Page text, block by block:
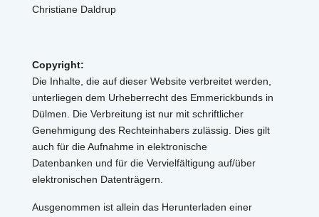
Christiane Daldrup
Copyright:
Die Inhalte, die auf dieser Website verbreitet werden,
unterliegen dem Urheberrecht des Emmerickbunds in
Dülmen. Die Verbreitung ist nur mit schriftlicher
Genehmigung des Rechteinhabers zulässig. Dies gilt
auch für die Aufnahme in elektronische
Datenbanken und für die Vervielfältigung auf/über
elektronischen Datenträgern.
Ausgenommen ist allein das Herunterladen einer